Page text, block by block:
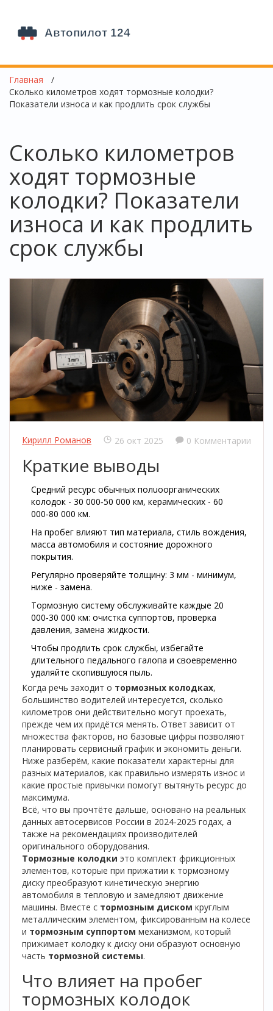
Главная
Сколько километров ходят тормозные колодки?
Показатели износа и как продлить срок службы
Сколько километров
ходят тормозные
колодки? Показатели
износа и как продлить
срок службы
Кирилл Романов 26 окт 2025 0 Комментарии
Краткие выводы
Средний ресурс обычных полuoорганических
колодок - 30 000‑50 000 км, керамических - 60
000‑80 000 км.
На пробег влияют тип материала, стиль вождения,
масса автомобиля и состояние дорожного
покрытия.
Регулярно проверяйте толщину: 3 мм - минимум,
ниже - замена.
Тормозную систему обслуживайте каждые 20
000‑30 000 км: очистка суппортов, проверка
давления, замена жидкости.
Чтобы продлить срок службы, избегайте
длительного педального галопа и своевременно
удаляйте скопившуюся пыль.
Когда речь заходит о тормозных колодках,
большинство водителей интересуется, сколько
километров они действительно могут проехать,
прежде чем их придётся менять. Ответ зависит от
множества факторов, но базовые цифры позволяют
планировать сервисный график и экономить деньги.
Ниже разберём, какие показатели характерны для
разных материалов, как правильно измерять износ и
какие простые привычки помогут вытянуть ресурс до
максимума.
Всё, что вы прочтёте дальше, основано на реальных
данных автосервисов России в 2024‑2025 годах, а
также на рекомендациях производителей
оригинального оборудования.
Тормозные колодки это комплект фрикционных
элементов, которые при прижатии к тормозному
диску преобразуют кинетическую энергию
автомобиля в тепловую и замедляют движение
машины. Вместе с тормозным диском круглым
металлическим элементом, фиксированным на колесе
и тормозным суппортом механизмом, который
прижимает колодку к диску они образуют основную
часть тормозной системы.
Что влияет на пробег
тормозных колодок